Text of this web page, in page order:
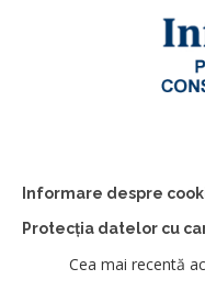
Informare despre
Protecția datelor cu
Cea mai recentă